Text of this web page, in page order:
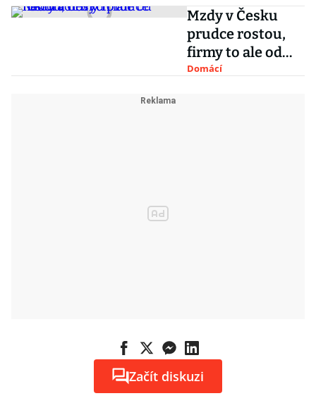
Mzdy v Česku
prudce rostou,
firmy to ale od
náboru nových
Domácí
Začít diskuzi